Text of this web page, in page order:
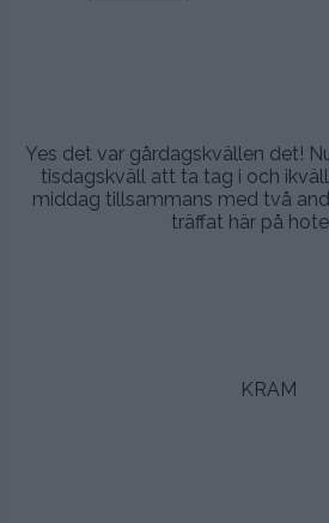
Yes det var gårdagskvällen det!
tisdagskväll att ta tag i och
middag tillsammans med två
träffat här på
KRAM